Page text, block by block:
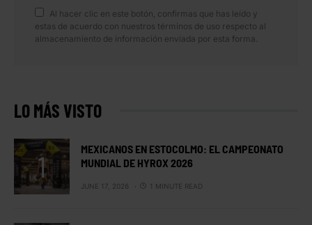
Al hacer clic en este botón, confirmas que has leído y
estas de acuerdo con nuestros términos de uso respecto al
almacenamiento de información enviada por esta forma.
LO MÁS VISTO
MEXICANOS EN ESTOCOLMO: EL CAMPEONATO
MUNDIAL DE HYROX 2026
JUNE 17, 2026 1 MINUTE READ